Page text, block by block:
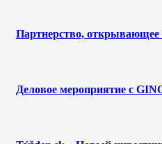
Партнерство, открывающее
Деловое мероприятие с